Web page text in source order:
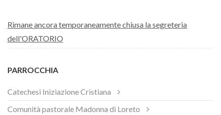
Rimane ancora temporaneamente chiusa la segreteria
dell'ORATORIO
PARROCCHIA
Catechesi Iniziazione Cristiana
Comunità pastorale Madonna di Loreto